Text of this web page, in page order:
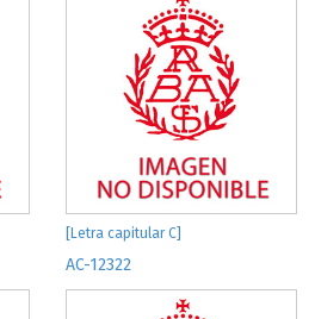
[Letra capitular C]
AC-12322